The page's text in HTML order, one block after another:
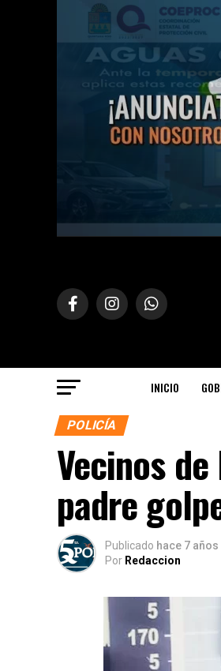
INICIO
POLICÍA
Vecinos
padre
Publicado hace 7 años
Por Redaccion